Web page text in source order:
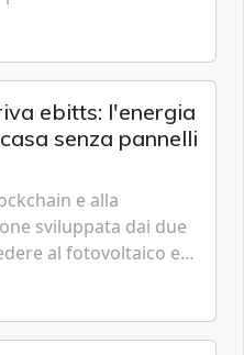
e governance
ebitts: l'energia
senza pannelli
e alla
sviluppata dai due
al fotovoltaico e
diretti in bolletta,